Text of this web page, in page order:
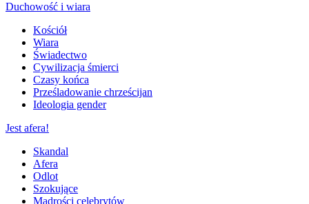
Duchowość i wiara
Kościół
Wiara
Świadectwo
Cywilizacja śmierci
Czasy końca
Prześladowanie chrześcijan
Ideologia gender
Jest afera!
Skandal
Afera
Odlot
Szokujące
Mądrości celebrytów